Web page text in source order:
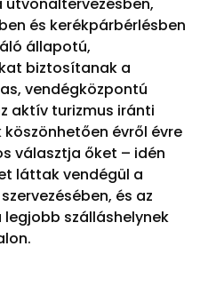
és kerékpárbérlésben
állapotú,
biztosítanak a
vendégközpontú
aktív turizmus iránti
évről évre
választja őket – idén
láttak vendégül a
és az
szálláshelynek